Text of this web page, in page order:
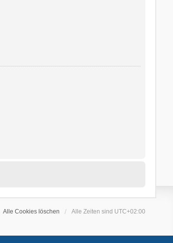
Alle Cookies löschen Alle Zeiten sind UTC+02:00